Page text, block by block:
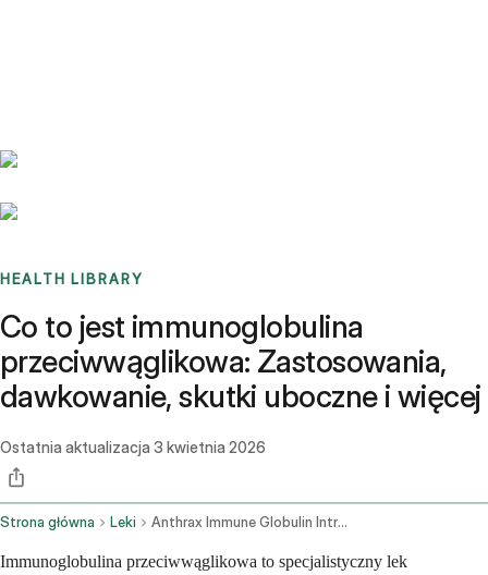
HEALTH LIBRARY
Co to jest immunoglobulina
przeciwwąglikowa: Zastosowania,
dawkowanie, skutki uboczne i więcej
Ostatnia aktualizacja 3 kwietnia 2026
Strona główna Leki Anthrax Immune Globulin Intravenous Route
Immunoglobulina przeciwwąglikowa to specjalistyczny lek